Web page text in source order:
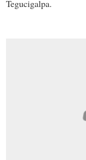
Tegucigalpa.